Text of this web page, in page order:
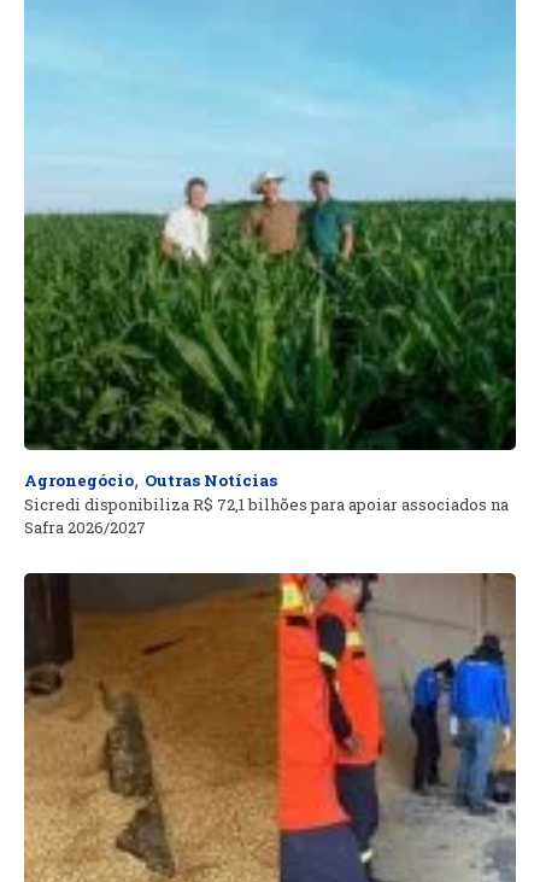
Agronegócio, Outras Notícias
Sicredi disponibiliza R$ 72,1 bilhões para apoiar associados na
Safra 2026/2027